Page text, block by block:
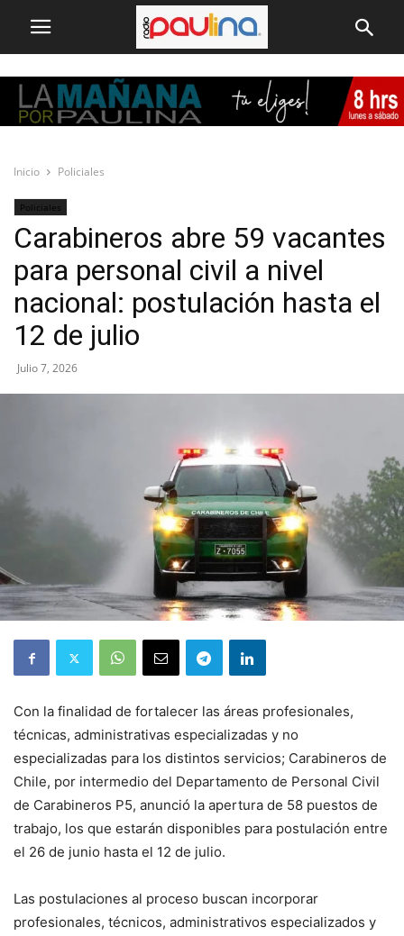
Inicio Policiales
Policiales
Carabineros abre 59 vacantes
para personal civil a nivel
nacional: postulación hasta el
12 de julio
Julio 7, 2026
Con la finalidad de fortalecer las áreas profesionales,
técnicas, administrativas especializadas y no
especializadas para los distintos servicios; Carabineros de
Chile, por intermedio del Departamento de Personal Civil
de Carabineros P5, anunció la apertura de 58 puestos de
trabajo, los que estarán disponibles para postulación entre
el 26 de junio hasta el 12 de julio.
Las postulaciones al proceso buscan incorporar
profesionales, técnicos, administrativos especializados y